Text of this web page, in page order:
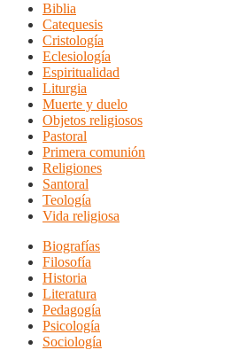
Biblia
Catequesis
Cristología
Eclesiología
Espiritualidad
Liturgia
Muerte y duelo
Objetos religiosos
Pastoral
Primera comunión
Religiones
Santoral
Teología
Vida religiosa
Biografías
Filosofía
Historia
Literatura
Pedagogía
Psicología
Sociología